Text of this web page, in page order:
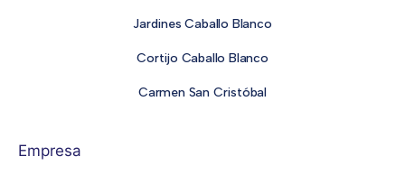
Jardines Caballo Blanco
Cortijo Caballo Blanco
Carmen San Cristóbal
Empresa